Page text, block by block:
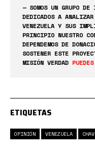
— SOMOS UN GRUPO DE
DEDICADOS A ANALIZAR
VENEZUELA Y SUS
PRINCIPIO NUESTRO
DEPENDEMOS DE
SOSTENER ESTE
MISIÓN VERDAD
ETIQUETAS
OPINIÓN VENEZUELA